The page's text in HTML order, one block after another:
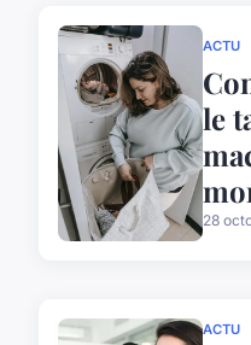
ACTU
le
28
ACTU